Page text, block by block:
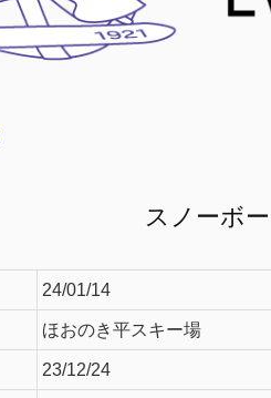
スノーボ
24/01/14
ほおのき平スキー場
23/12/24